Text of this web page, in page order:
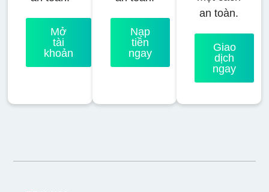
Mở
tài
khoản
Nạp
tiền
ngay
an toàn.
Giao
dịch
ngay